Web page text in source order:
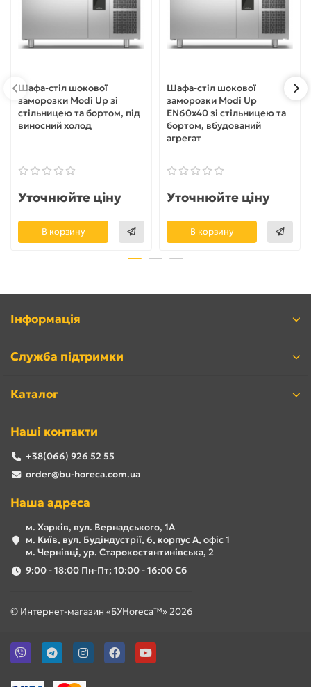
Шафа-стіл шокової
заморозки Modi Up зі
стільницею та бортом, під
виносний холод
Уточнюйте ціну
В корзину
Шафа-стіл шокової
заморозки Modi Up
EN60x40 зі стільницею та
бортом, вбудований
агрегат
Уточнюйте ціну
В корзину
Інформація
Служба підтримки
Каталог
Наші контакти
+38(066) 926 52 55
order@bu-horeca.com.ua
Наша адреса
м. Харків, вул. Вернадського, 1А
м. Київ, вул. Будіндустрії, 6, корпус А, офіс 1
м. Чернівці, ур. Старокостянтинівська, 2
9:00 - 18:00 Пн-Пт; 10:00 - 16:00 Сб
© Интернет-магазин «БУHoreca™» 2026